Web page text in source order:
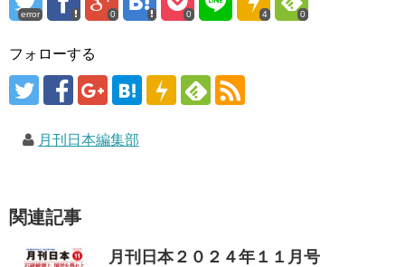
error 0 0 4 0
フォローする
月刊日本編集部
関連記事
月刊日本２０２４年１１月号